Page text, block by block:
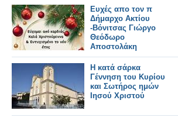
Ευχές απο τον π
Δήμαρχο Ακτίου
-Βόνιτσας Γιώργο
Θεόδωρο
Αποστολάκη
Η κατά σάρκα
Γέννηση του Κυρίου
και Σωτήρος ημών
Ιησού Χριστού